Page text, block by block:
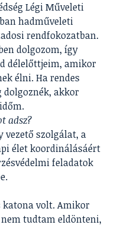
Légi Műveleti
hadműveleti
rendfokozatban.
dolgozom, így
délelőttjeim, amikor
élni. Ha rendes
akkor
adsz?
vezető szolgálat, a
élet koordinálásáért
feladatok
katona volt. Amikor
tudtam eldönteni,